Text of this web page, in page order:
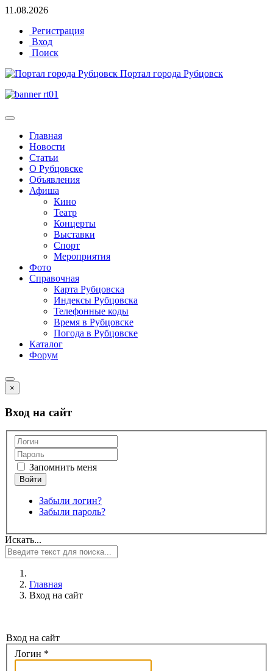
11.08.2026
Регистрация
Вход
Поиск
Портал города Рубцовск
Главная
Новости
Статьи
О Рубцовске
Объявления
Афиша
Кино
Театр
Концерты
Выставки
Спорт
Мероприятия
Фото
Справочная
Карта Рубцовска
Индексы Рубцовска
Телефонные коды
Время в Рубцовске
Погода в Рубцовске
Каталог
Форум
×
Вход на сайт
Запомнить меня
Забыли логин?
Забыли пароль?
Искать...
Главная
Вход на сайт
Вход на сайт
Логин *